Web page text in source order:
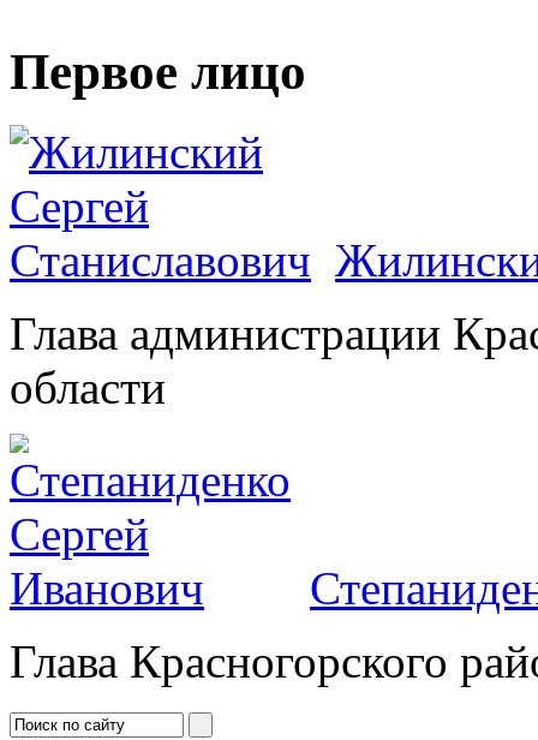
Первое лицо
Глава администрации
области
Глава Красногорского